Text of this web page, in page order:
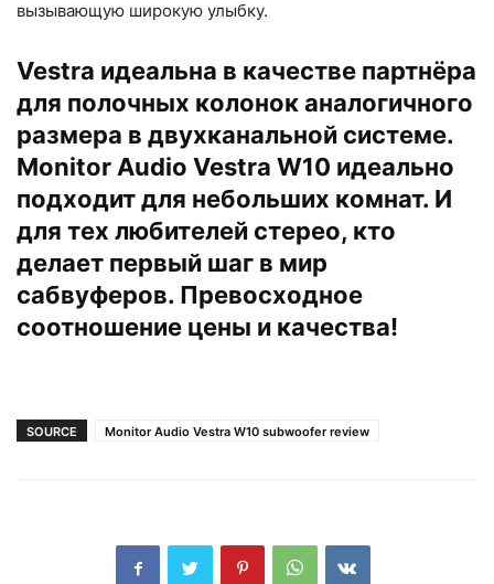
вызывающую широкую улыбку.
Vestra идеальна в качестве партнёра
для полочных колонок аналогичного
размера в двухканальной системе.
Monitor Audio Vestra W10 идеально
подходит для небольших комнат. И
для тех любителей стерео, кто
делает первый шаг в мир
сабвуферов. Превосходное
соотношение цены и качества!
SOURCE Monitor Audio Vestra W10 subwoofer review